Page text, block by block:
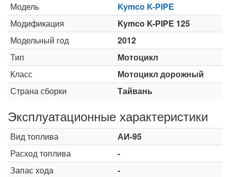
Модель
Kymco K-PIPE
Модификация
Kymco K-PIPE 125
Модельный год
2012
Тип
Мотоцикл
Класс
Мотоцикл дорожный
Страна сборки
Тайвань
Эксплуатационные характеристики
Вид топлива
АИ-95
Расход топлива
-
Запас хода
-